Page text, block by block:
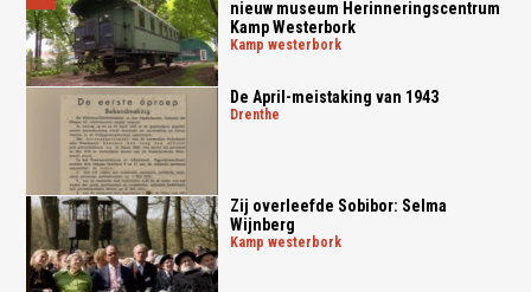
nieuw museum Herinneringscentrum
Kamp Westerbork
kamp westerbork
De April-meistaking van 1943
drenthe
Zij overleefde Sobibor: Selma
Wijnberg
kamp westerbork